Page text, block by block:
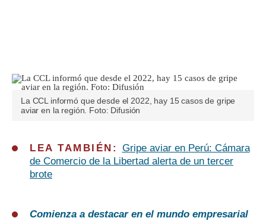
La CCL informó que desde el 2022, hay 15 casos de gripe
aviar en la región. Foto: Difusión
LEA TAMBIÉN: Gripe aviar en Perú: Cámara
de Comercio de la Libertad alerta de un tercer
brote
Comienza a destacar en el mundo empresarial